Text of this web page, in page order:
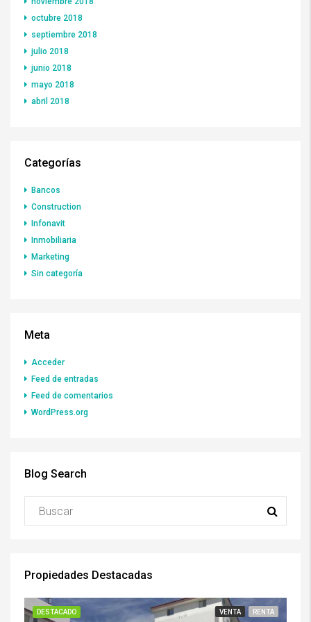
octubre 2018
septiembre 2018
julio 2018
junio 2018
mayo 2018
abril 2018
Categorías
Bancos
Construction
Infonavit
Inmobiliaria
Marketing
Sin categoría
Meta
Acceder
Feed de entradas
Feed de comentarios
WordPress.org
Blog Search
Propiedades Destacadas
DESTACADO VENTA RENTA